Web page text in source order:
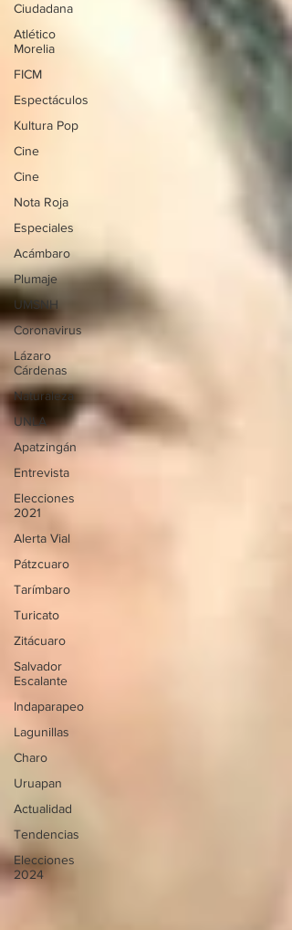
Ciudadana
Atlético
Morelia
FICM
Espectáculos
Kultura Pop
Cine
Cine
Nota Roja
Especiales
Acámbaro
Plumaje
UMSNH
Coronavirus
Lázaro
Cárdenas
Naturaleza
UNLA
Apatzingán
Entrevista
Elecciones
2021
Alerta Vial
Pátzcuaro
Tarímbaro
Turicato
Zitácuaro
Salvador
Escalante
Indaparapeo
Lagunillas
Charo
Uruapan
Actualidad
Tendencias
Elecciones
2024